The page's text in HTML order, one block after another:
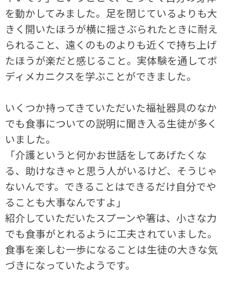
を動かしてみました。足を閉じているよりも大
きく開いたほうが横に揺さぶられたときに耐え
られること、遠くのものよりも近くで持ち上げ
たほうが楽だと感じること。実体験を通してボ
ディメカニクスを学ぶことができました。
いくつか持ってきていただいた福祉器具のなか
でも食事についての説明に聞き入る生徒が多く
いました。
「介護というと何かお世話をしてあげたくな
る、助けなきゃと思う人がいるけど、そうじゃ
ないんです。できることはできるだけ自分でや
ることも大事なんですよ」
紹介していただいたスプーンや箸は、小さな力
でも食事がとれるように工夫されていました。
食事を楽しむ一歩になることは生徒の大きな気
づきになっていたようです。